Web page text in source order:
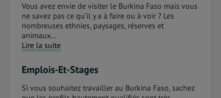
Vous avez envie de visiter le Burkina Faso mais vous
ne savez pas ce qu’il y a à faire ou à voir ? Les
nombreuses ethnies, paysages, réserves et
animaux...
Lire la suite
Emplois-Et-Stages
Si vous souhaitez travailler au Burkina Faso, sachez